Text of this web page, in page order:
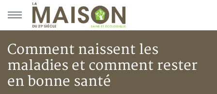
Aller au menu principal
Aller au contenu principal
Comment naissent les
maladies et comment rester
en bonne santé